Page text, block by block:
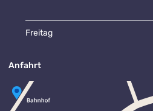
Freitag
Anfahrt